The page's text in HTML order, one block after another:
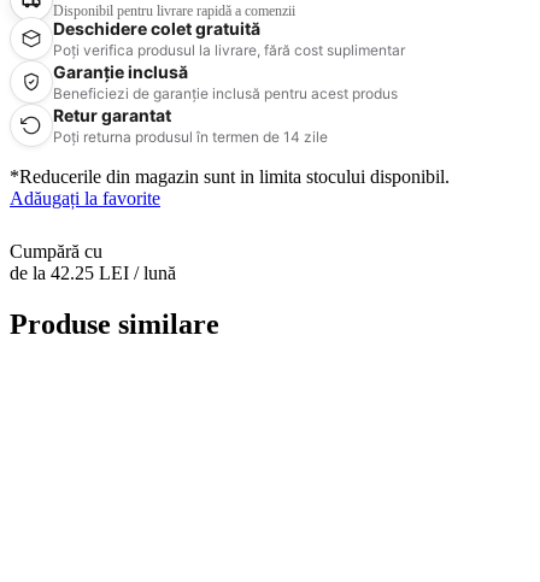
Disponibil pentru livrare rapidă a comenzii
Deschidere colet gratuită
Poți verifica produsul la livrare, fără cost suplimentar
Garanție inclusă
Beneficiezi de garanție inclusă pentru acest produs
Retur garantat
Poți returna produsul în termen de 14 zile
*Reducerile din magazin sunt in limita stocului disponibil.
Adăugați la favorite
Cumpără cu
de la 42.25 LEI / lună
Produse similare